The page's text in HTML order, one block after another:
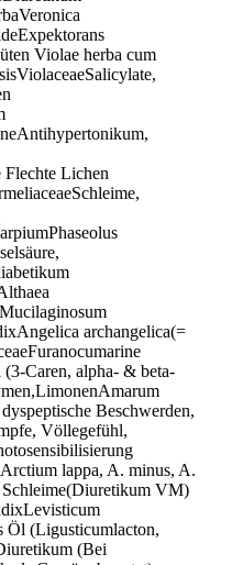
Violae herba cum
Flechte Lichen
archangelica(=
Caren, alpha- & beta-
Beschwerden,
Völlegefühl,
lappa, A. minus, A.
Schleime(Diuretikum VM)
Öl (Ligusticumlacton,
(Bei